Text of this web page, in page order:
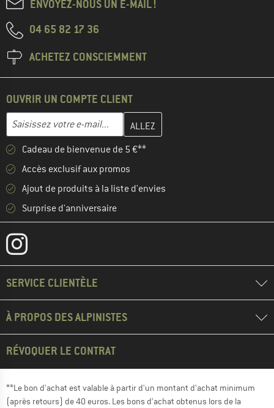
ENVOYEZ-NOUS UN E-MAIL !
04 65 82 17 36
ACHETEZ CONSCIEMMENT
OUVRIR UN COMPTE CLIENT
Adresse e-mail
Entrez votre adresse e-mail ici et créez votre compte client à la
Cadeau de bienvenue de 5 €**
Accès exclusif aux promos
Ajout de produits à la liste d'envies
Surprise d'anniversaire
SERVICE CLIENTÈLE
À PROPOS DES ALPINISTES
RÉVOQUER LE CONTRAT
**Le bon d'achat est valable à partir d'un montant d'achat minimum
(après retours) de 40 euros. Les bons d'achat obtenus lors de la